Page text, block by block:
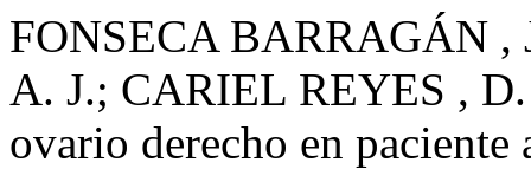
FONSECA BARRAGÁN ,
A. J.; CARIEL REYES ,
ovario derecho en